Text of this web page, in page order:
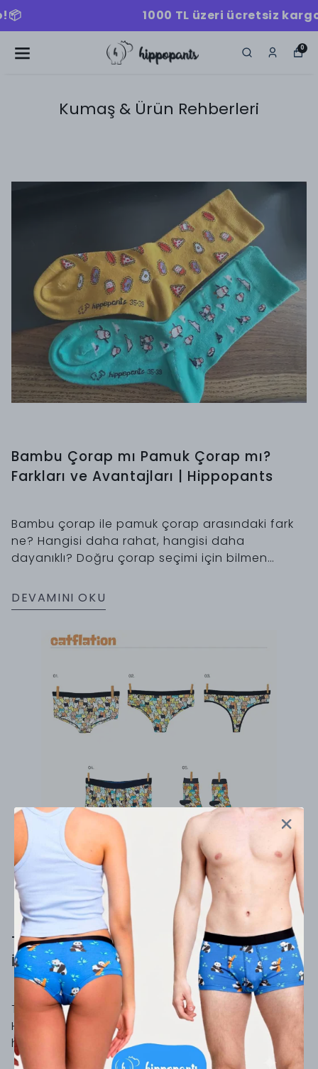
1000 TL üzeri ücretsiz kargo!📦
0
Kumaş & Ürün Rehberleri
Bambu Çorap mı Pamuk Çorap mı?
Farkları ve Avantajları | Hippopants
Bambu çorap ile pamuk çorap arasındaki fark
ne? Hangisi daha rahat, hangisi daha
dayanıklı? Doğru çorap seçimi için bilmen
DEVAMINI OKU
Tanga mı Cheeky mi Hipster mı? Kadın
İç Çamaşırı Kesim Rehberi | Hippopants
Tanga, cheeky ve hipster arasındaki fark ne?
Hangi kesim sana uygun, hangi kıyafetin altına
hangisi giyilir? Kadın iç çamaşırı rehberimizde
her şeyi anlattık.